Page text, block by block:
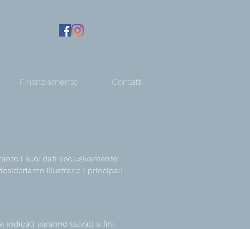
Finanziamento Contatti
i suoi dati esclusivamente
illustrarle i principali
indicati saranno salvati a fini